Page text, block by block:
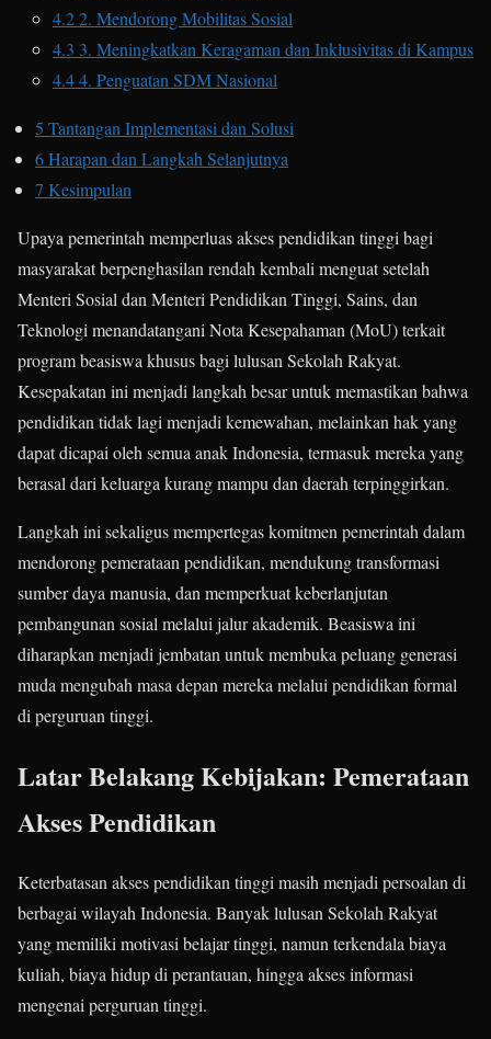
4.22. Mendorong Mobilitas Sosial
4.3 3. Meningkatkan Keragaman dan Inklusivitas di Kampus
4.44. Penguatan SDM Nasional
5 Tantangan Implementasi dan Solusi
6Harapan dan Langkah Selanjutnya
7 Kesimpulan
Upaya pemerintah memperluas akses pendidikan tinggi bagi
masyarakat berpenghasilan rendah kembali menguat setelah
Menteri Sosial dan Menteri Pendidikan Tinggi, Sains, dan
Teknologi menandatangani Nota Kesepahaman (MoU) terkait
program beasiswa khusus bagi lulusan Sekolah Rakyat.
Kesepakatan ini menjadi langkah besar untuk memastikan bahwa
pendidikan tidak lagi menjadi kemewahan, melainkan hak yang
dapat dicapai oleh semua anak Indonesia, termasuk mereka yang
berasal dari keluarga kurang mampu dan daerah terpinggirkan.
Langkah ini sekaligus mempertegas komitmen pemerintah dalam
mendorong pemerataan pendidikan, mendukung transformasi
sumber daya manusia, dan memperkuat keberlanjutan
pembangunan sosial melalui jalur akademik. Beasiswa ini
diharapkan menjadi jembatan untuk membuka peluang generasi
muda mengubah masa depan mereka melalui pendidikan formal
di perguruan tinggi.
Latar Belakang Kebijakan: Pemerataan
Akses Pendidikan
Keterbatasan akses pendidikan tinggi masih menjadi persoalan di
berbagai wilayah Indonesia. Banyak lulusan Sekolah Rakyat
yang memiliki motivasi belajar tinggi, namun terkendala biaya
kuliah, biaya hidup di perantauan, hingga akses informasi
mengenai perguruan tinggi.